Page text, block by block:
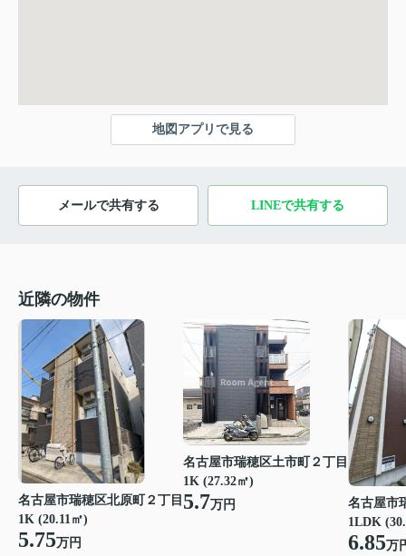
地図アプリで見る
メールで共有する LINEで共有する
近隣の物件
名古屋市瑞穂区北原町２丁目
1K (20.11㎡)
5.75万円
名古屋市瑞穂区土市町２丁目
1K (27.32㎡)
5.7万円
名古屋市
1LDK
6.85万